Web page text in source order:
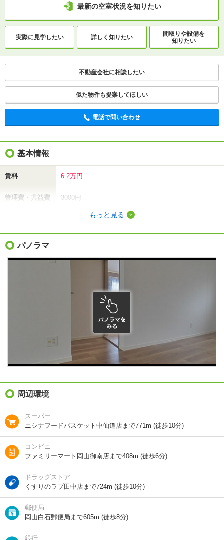
最新の空室状況を知りたい
実際に見学したい 詳しく知りたい
間取りや設備を
知りたい
不動産会社に相談したい
似た物件も提案してほしい
電話で問い合わせ
基本情報
賃料 6.2万円
管理費・共益費 3000円
礼金（敷引・償
却金）
軽量鉄骨
1997年1月
2階/2階建
向き 南
住所
地図を見る
ＪＲ山陽本線/庭瀬駅 歩34分
1分で完了！入力2項目！
この物件にお問い合わせ
もっと見る
パノラマ
周辺環境
スーパー
ニシナフードバスケット中仙道店まで771m (徒歩10分)
コンビニ
ファミリーマート岡山御南店まで408m (徒歩6分)
ドラッグストア
くすりのラブ田中店まで724m (徒歩10分)
郵便局
岡山白石郵便局まで605m (徒歩8分)
銀行